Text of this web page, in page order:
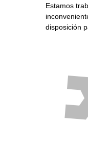
Estamos
disposición